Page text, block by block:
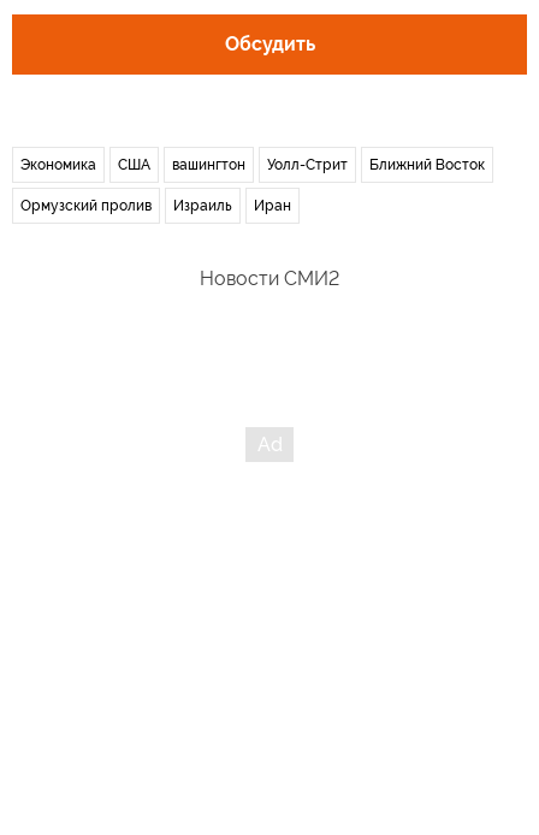
Обсудить
Экономика США вашингтон Уолл-Стрит Ближний Восток
Ормузский пролив Израиль Иран
Новости СМИ2